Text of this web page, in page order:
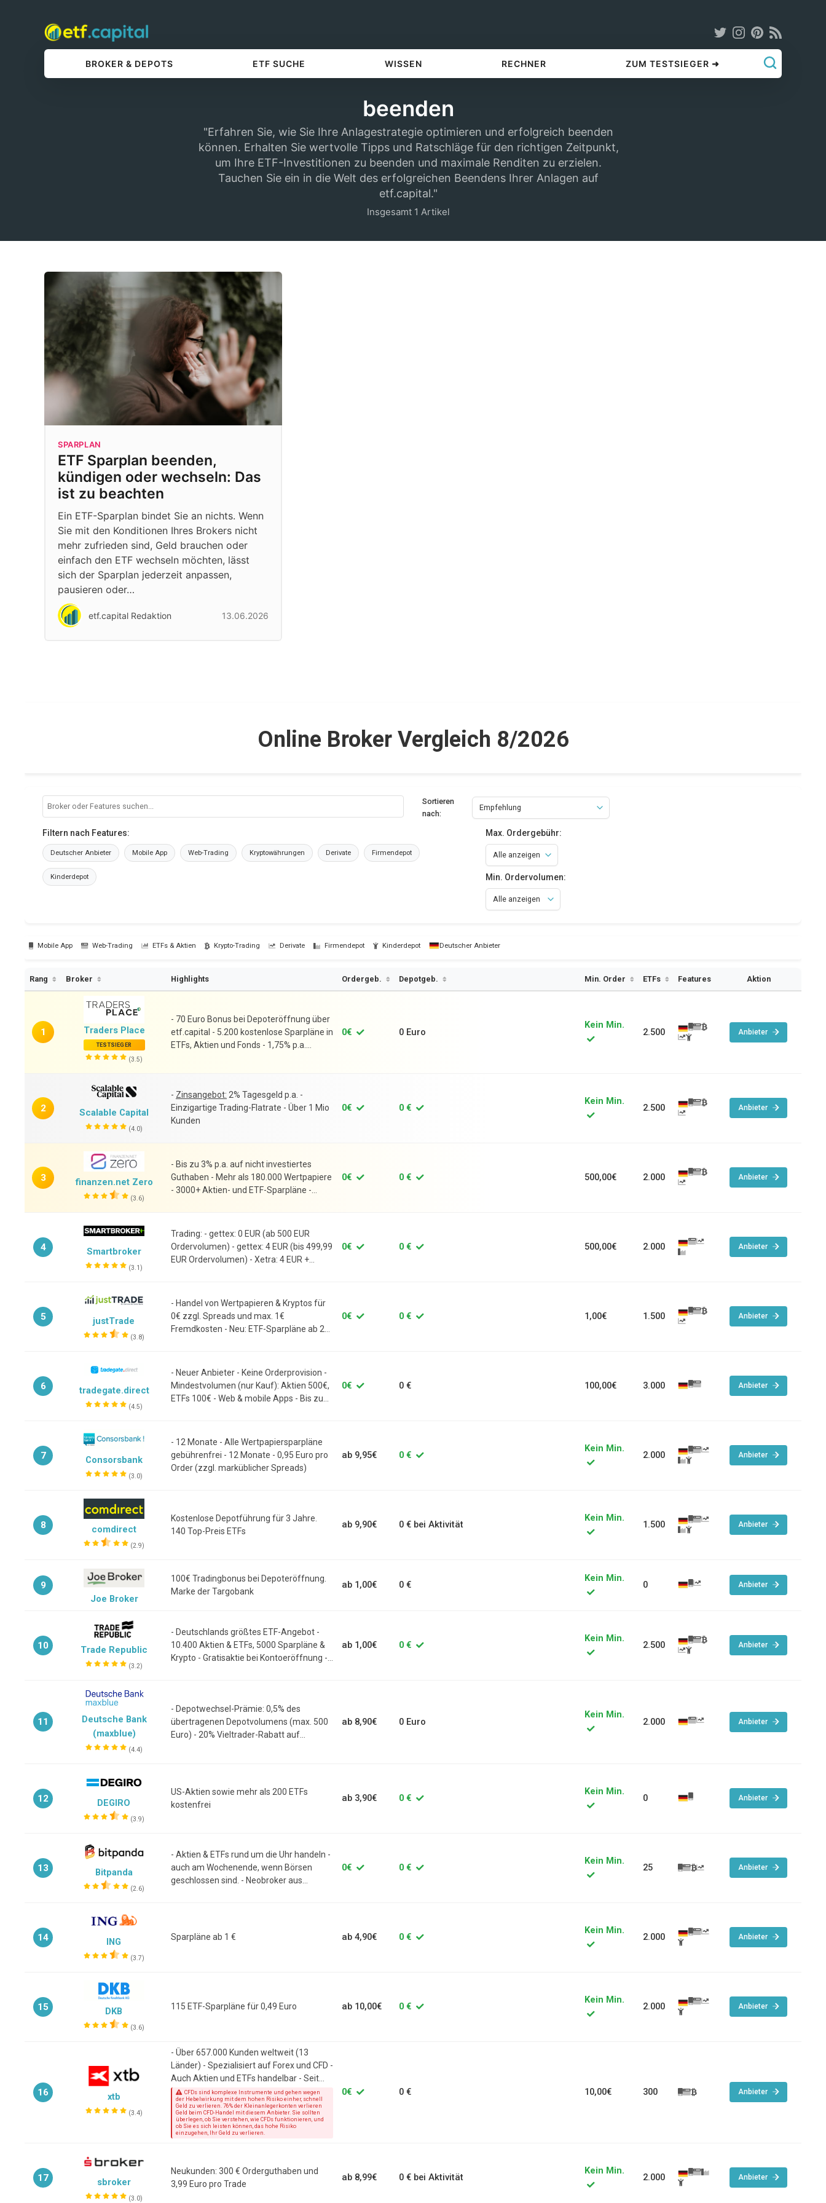
BROKER & DEPOTS ETF SUCHE WISSEN RECHNER ZUM TESTSIEGER ➜
beenden
"Erfahren Sie, wie Sie Ihre Anlagestrategie optimieren und erfolgreich beenden
können. Erhalten Sie wertvolle Tipps und Ratschläge für den richtigen Zeitpunkt,
um Ihre ETF-Investitionen zu beenden und maximale Renditen zu erzielen.
Tauchen Sie ein in die Welt des erfolgreichen Beendens Ihrer Anlagen auf
etf.capital."
Insgesamt 1 Artikel
SPARPLAN
ETF Sparplan beenden,
kündigen oder wechseln: Das
ist zu beachten
Ein ETF-Sparplan bindet Sie an nichts. Wenn
Sie mit den Konditionen Ihres Brokers nicht
mehr zufrieden sind, Geld brauchen oder
einfach den ETF wechseln möchten, lässt
sich der Sparplan jederzeit anpassen,
pausieren oder…
etf.capital Redaktion 13.06.2026